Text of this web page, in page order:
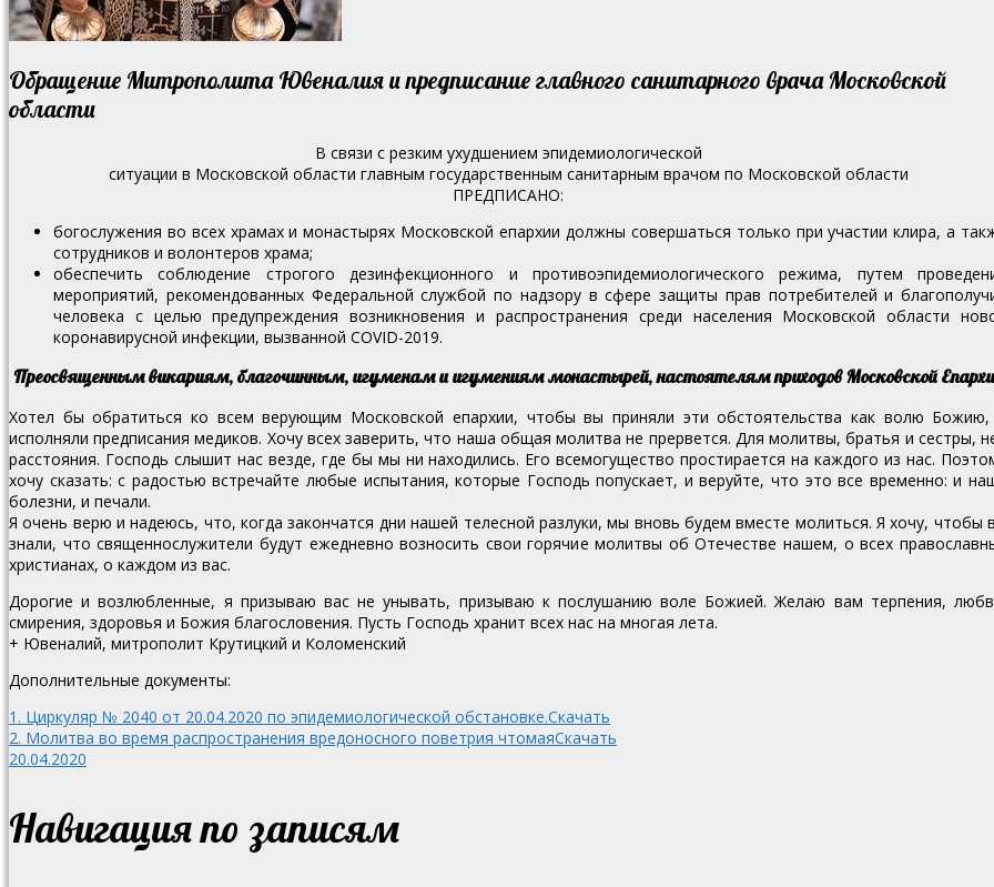
Обращение Митрополита Ювеналия и предписание главного санитарного врача Московской
области
В связи с резким ухудшением эпидемиологической
ситуации в Московской области главным государственным санитарным врачом по Московской области
ПРЕДПИСАНО:
богослужения во всех храмах и монастырях Московской епархии должны совершаться только при участии клира, а
сотрудников и волонтеров храма;
обеспечить соблюдение строгого дезинфекционного и противоэпидемиологического режима, путем
мероприятий, рекомендованных Федеральной службой по надзору в сфере защиты прав потребителей и
человека с целью предупреждения возникновения и распространения среди населения Московской области
коронавирусной инфекции, вызванной COVID-2019.
Преосвященным викариям, благочинным, игуменам и игумениям монастырей, настоятелям приходов Московской
Хотел бы обратиться ко всем верующим Московской епархии, чтобы вы приняли эти обстоятельства как волю
исполняли предписания медиков. Хочу всех заверить, что наша общая молитва не прервется. Для молитвы, братья и сестры,
расстояния. Господь слышит нас везде, где бы мы ни находились. Его всемогущество простирается на каждого из нас.
хочу сказать: с радостью встречайте любые испытания, которые Господь попускает, и веруйте, что это все временно: и
болезни, и печали.
Я очень верю и надеюсь, что, когда закончатся дни нашей телесной разлуки, мы вновь будем вместе молиться. Я хочу, чтобы
знали, что священнослужители будут ежедневно возносить свои горячие молитвы об Отечестве нашем, о всех
христианах, о каждом из вас.
Дорогие и возлюбленные, я призываю вас не унывать, призываю к послушанию воле Божией. Желаю вам терпения,
смирения, здоровья и Божия благословения. Пусть Господь хранит всех нас на многая лета.
+ Ювеналий, митрополит Крутицкий и Коломенский
Дополнительные документы:
1. Циркуляр № 2040 от 20.04.2020 по эпидемиологической обстановке.Скачать
2. Молитва во время распространения вредоносного поветрия чтомаяСкачать
20.04.2020
Навигация по записям